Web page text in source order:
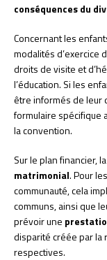
conséquences du
Concernant les
modalités d’exercice
droits de visite et
l’éducation. Si les
être informés de leur
formulaire spécifique
la convention.
Sur le plan financier,
matrimonial. Pour
communauté, cela
communs, ainsi que
prévoir une
disparité créée par la
respectives.